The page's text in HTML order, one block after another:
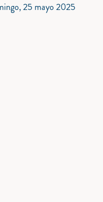
25 mayo 2025